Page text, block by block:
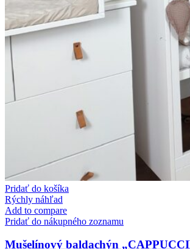
Pridať do košíka
Rýchly náhľad
Add to compare
Pridať do nákupného zoznamu
Mušelínový baldachýn